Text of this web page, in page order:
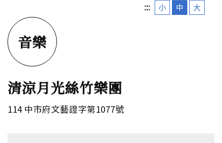
::: 小 中 大
音樂
清涼月光絲竹樂團
114 中市府文藝證字第1077號